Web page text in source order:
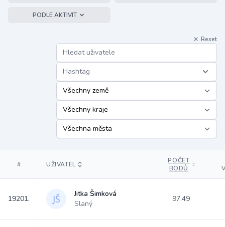
PODLE AKTIVIT
Reset
Hashtag
# UŽIVATEL
POČET
BODŮ
19201.
Jitka Šimková
Slaný
97.49